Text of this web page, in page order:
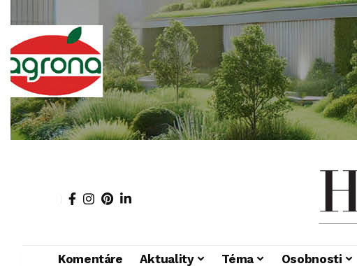
Komentáre Aktuality Téma Osobnosti